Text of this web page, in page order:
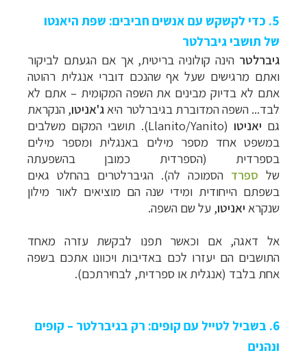
5. כדי לקשקש עם אנשים חביבים: שפת היאנטו
של תושבי גיברלטר
גיברלטר הינה קולוניה בריטית, אך אם הגעתם לביקור
ואתם מרגישים שעל אף שהנכם דוברי אנגלית רהוטה
אתם לא בדיוק מבינים את השפה המקומית– אתם לא
לבד... השפה המדוברת בגיברלטר היא ג'אניטו, הנקראת
גם יאניטו (
Yanito
/
Llanito). תושבי המקום משלבים
במשפט אחד מספר מילים באנגלית ומספר מילים
בספרדית (הספרדית כמובן בהשפעתה
של ספרד הסמוכה לה). הגיברלטרים בהחלט גאים
בשפתם הייחודית ומידי שנה הם מוציאים לאור מילון
שנקרא יאניטו, על שם השפה.
אל דאגה, אם וכאשר תפנו לבקשת עזרה מאחד
התושבים הם יעזרו לכם באדיבות ויכוונו אתכם בשפה
אחת בלבד (אנגלית או ספרדית, לבחירתכם).
6. בשביל לטייל עם קופים: רק בגיברלטר – קופים
ונהנים